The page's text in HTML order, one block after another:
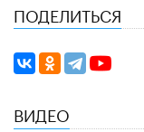
ПОДЕЛИТЬСЯ
ВИДЕО